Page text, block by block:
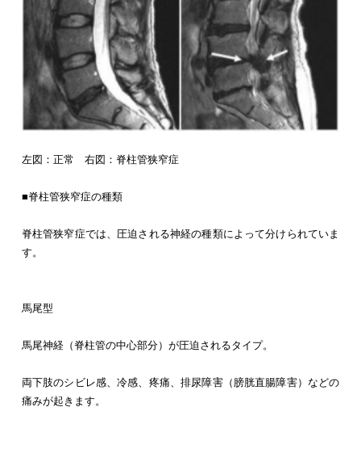
左図：正常 右図：脊柱管狭窄症
■脊柱管狭窄症の種類
脊柱管狭窄症では、圧迫される神経の種類によって分けられていま
す。
馬尾型
馬尾神経（脊柱管の中心部分）が圧迫されるタイプ。
両下肢のシビレ感、冷感、疼痛、排尿障害（膀胱直腸障害）などの
痛みが起きます。